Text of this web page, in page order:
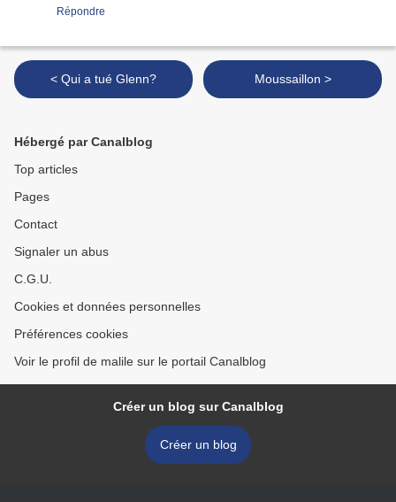
Répondre
< Qui a tué Glenn? Moussaillon >
Hébergé par Canalblog
Top articles
Pages
Contact
Signaler un abus
C.G.U.
Cookies et données personnelles
Préférences cookies
Voir le profil de malile sur le portail Canalblog
Créer un blog sur Canalblog
Créer un blog